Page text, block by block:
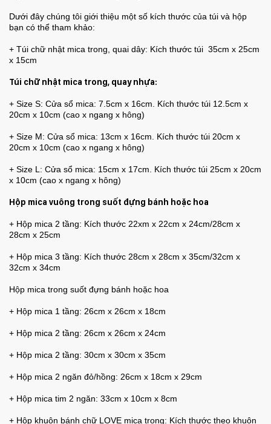
Dưới đây chúng tôi giới thiệu một số kích thước của túi và hộp
bạn có thể tham khảo:
+ Túi chữ nhật mica trong, quai dây: Kích thước túi 35cm x 25cm
x 15cm
Túi chữ nhật mica trong, quay nhựa:
+ Size S: Cửa sổ mica: 7.5cm x 16cm. Kích thước túi 12.5cm x
20cm x 10cm (cao x ngang x hông)
+ Size M: Cửa sổ mica: 13cm x 16cm. Kích thước túi 20cm x
20cm x 10cm (cao x ngang x hông)
+ Size L: Cửa sổ mica: 15cm x 17cm. Kích thước túi 25cm x 20cm
x 10cm (cao x ngang x hông)
Hộp mica vuông trong suốt đựng bánh hoặc hoa
+ Hộp mica 2 tầng: Kích thước 22xm x 22cm x 24cm/28cm x
28cm x 25cm
+ Hộp mica 3 tầng: Kích thước 28cm x 28cm x 35cm/32cm x
32cm x 34cm
Hộp mica trong suốt đựng bánh hoặc hoa
+ Hộp mica 1 tầng: 26cm x 26cm x 18cm
+ Hộp mica 2 tầng: 26cm x 26cm x 24cm
+ Hộp mica 2 tầng: 30cm x 30cm x 35cm
+ Hộp mica 2 ngăn đỏ/hồng: 26cm x 18cm x 29cm
+ Hộp mica tim 2 ngăn: 33cm x 10cm x 8cm
+ Hộp khuôn bánh chữ LOVE mica trong: Kích thước theo khuôn